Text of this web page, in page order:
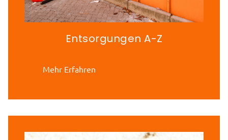
Entsorgungen A-Z
Mehr Erfahren